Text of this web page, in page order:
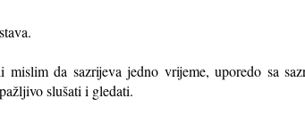
da sazrijeva jedno vrijeme, uporedo sa
slušati i gledati.